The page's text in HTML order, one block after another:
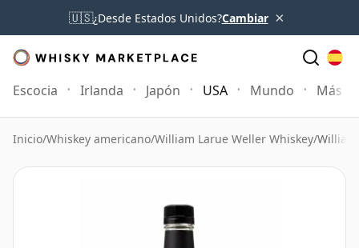
🇺🇸¿Desde Estados Unidos?Cambiar ×
Escocia Irlanda Japón USA Mundo Más
Inicio/Whiskey americano/William Larue Weller Whiskey/